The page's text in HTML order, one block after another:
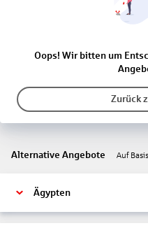
Oops! Wir bitten um
Zurück
Alternative Angebote Auf
Ägypten